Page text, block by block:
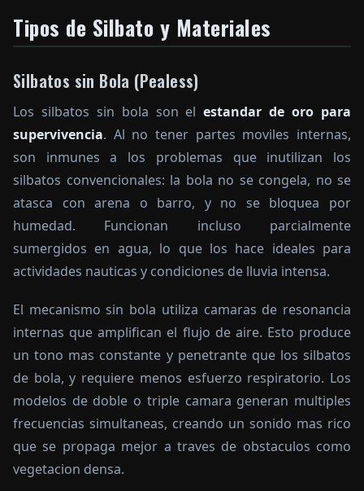
Tipos de Silbato y Materiales
Silbatos sin Bola (Pealess)
Los silbatos sin bola son elestandar de oro para
supervivencia. Al no tener partes moviles internas,
son inmunes a los problemas que inutilizan los
silbatos convencionales: la bola no se congela, no se
atasca con arena o barro, y no se bloquea por
humedad. Funcionan incluso parcialmente
sumergidos en agua, lo que los hace ideales para
actividades nauticas y condiciones de lluvia intensa.
El mecanismo sin bola utiliza camaras de resonancia
internas que amplifican el flujo de aire. Esto produce
un tono mas constante y penetrante que los silbatos
de bola, y requiere menos esfuerzo respiratorio. Los
modelos de doble o triple camara generan multiples
frecuencias simultaneas, creando un sonido mas rico
que se propaga mejor a traves de obstaculos como
vegetacion densa.